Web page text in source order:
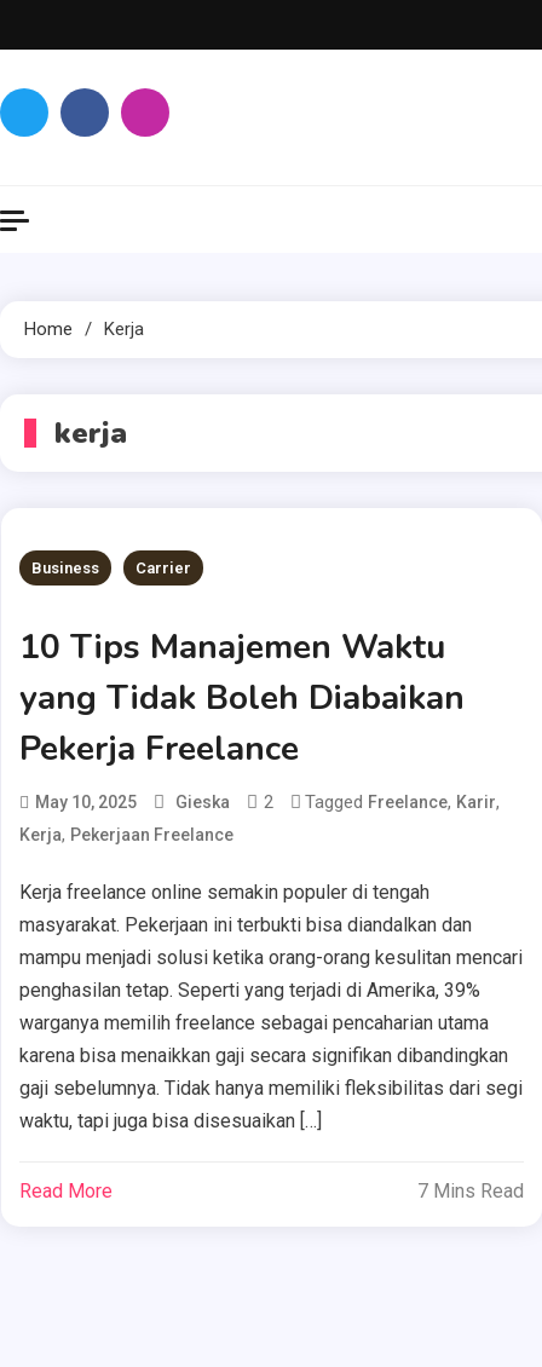
to
Home Kerja
kerja
Business Carrier
10 Tips Manajemen Waktu
yang Tidak Boleh Diabaikan
Pekerja Freelance
May 10, 2025 Gieska 2 Tagged Freelance, Karir,
Kerja, Pekerjaan Freelance
Kerja freelance online semakin populer di tengah
masyarakat. Pekerjaan ini terbukti bisa diandalkan dan
mampu menjadi solusi ketika orang-orang kesulitan mencari
penghasilan tetap. Seperti yang terjadi di Amerika, 39%
warganya memilih freelance sebagai pencaharian utama
karena bisa menaikkan gaji secara signifikan dibandingkan
gaji sebelumnya. Tidak hanya memiliki fleksibilitas dari segi
waktu, tapi juga bisa disesuaikan […]
Read More 7 Mins Read